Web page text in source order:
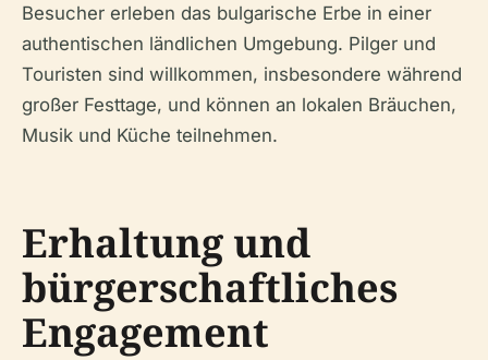
Besucher erleben das bulgarische Erbe in einer
authentischen ländlichen Umgebung. Pilger und
Touristen sind willkommen, insbesondere während
großer Festtage, und können an lokalen Bräuchen,
Musik und Küche teilnehmen.
Erhaltung und
bürgerschaftliches
Engagement